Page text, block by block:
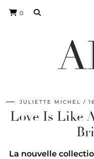
0
JULIETTE MICHEL
Love Is Like
La nouvelle